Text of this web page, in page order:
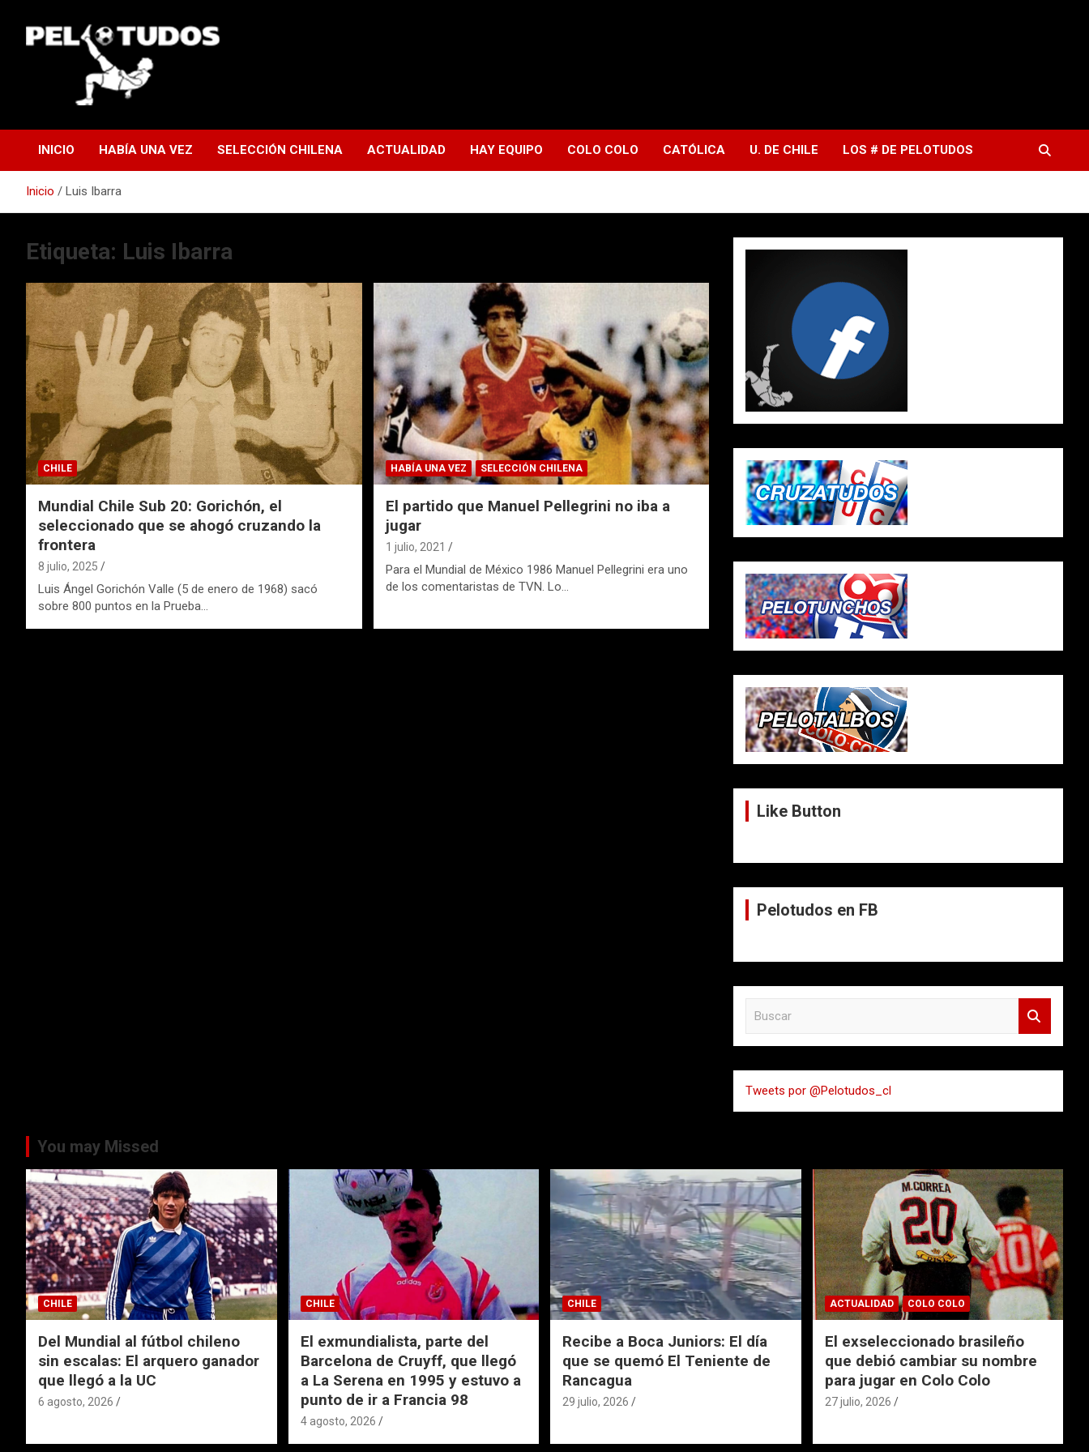
contenido
INICIO HABÍA UNA VEZ SELECCIÓN CHILENA ACTUALIDAD HAY EQUIPO COLO COLO CATÓLICA U. DE CHILE LOS # DE PELOTUDOS
Inicio Luis Ibarra
Etiqueta: Luis Ibarra
CHILE
Mundial Chile Sub 20: Gorichón, el
seleccionado que se ahogó cruzando la
frontera
8 julio, 2025
Luis Ángel Gorichón Valle (5 de enero de 1968) sacó
sobre 800 puntos en la Prueba…
HABÍA UNA VEZ SELECCIÓN CHILENA
El partido que Manuel Pellegrini no iba a
jugar
1 julio, 2021
Para el Mundial de México 1986 Manuel Pellegrini era uno
de los comentaristas de TVN. Lo…
Like Button
Pelotudos en FB
a
r
Tweets por @Pelotudos_cl
You may Missed
CHILE
Del Mundial al fútbol chileno
sin escalas: El arquero ganador
que llegó a la UC
6 agosto, 2026
CHILE
El exmundialista, parte del
Barcelona de Cruyff, que llegó
a La Serena en 1995 y estuvo a
punto de ir a Francia 98
4 agosto, 2026
CHILE
Recibe a Boca Juniors: El día
que se quemó El Teniente de
Rancagua
29 julio, 2026
ACTUALIDAD COLO COLO
El exseleccionado brasileño
que debió cambiar su nombre
para jugar en Colo Colo
27 julio, 2026